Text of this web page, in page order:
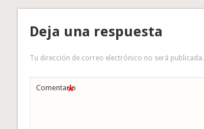
Deja una respuesta
Tu dirección de correo electrónico no será publicada.
Comentario
*